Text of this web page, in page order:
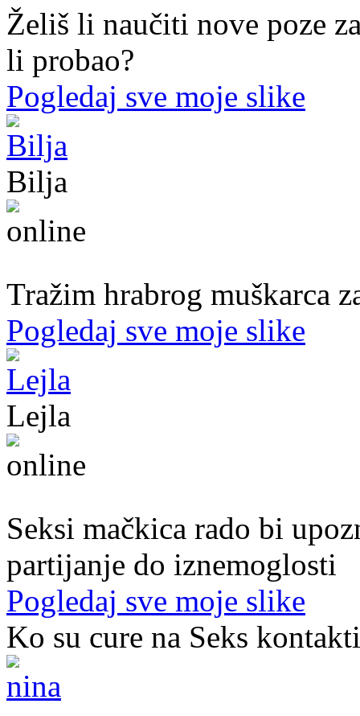
Želiš li naučiti nove poze
li probao?
Pogledaj sve moje slike
Bilja
Tražim hrabrog muškarca
Pogledaj sve moje slike
Lejla
Seksi mačkica rado bi
partijanje do iznemoglosti
Pogledaj sve moje slike
Ko su cure na Seks